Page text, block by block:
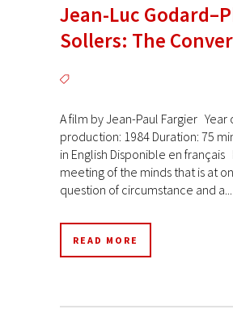
Jean-Luc
Sollers: The
A film by Jean-Paul Fargier Year
production: 1984 Duration: 75
in English Disponible en français
meeting of the minds that is at
question of circumstance and a...
READ MORE